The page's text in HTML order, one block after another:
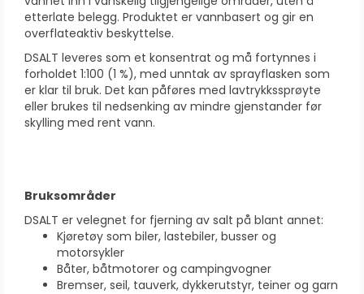
etterlate belegg. Produktet er vannbasert og gir en
overflateaktiv beskyttelse.
DSALT leveres som et konsentrat og må fortynnes i
forholdet 1:100 (1 %), med unntak av sprayflasken som
er klar til bruk. Det kan påføres med lavtrykkssprøyte
eller brukes til nedsenking av mindre gjenstander før
skylling med rent vann.
Bruksområder
DSALT er velegnet for fjerning av salt på blant annet:
Kjøretøy som biler, lastebiler, busser og
motorsykler
Båter, båtmotorer og campingvogner
Bremser, seil, tauverk, dykkerutstyr, teiner og garn